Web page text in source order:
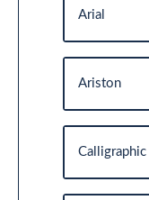
Arial
Ariston
Calligraphic